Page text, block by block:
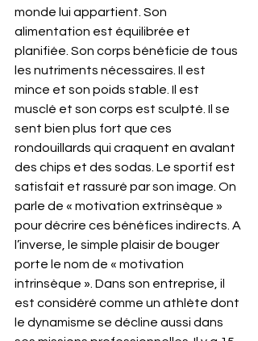
monde lui appartient. Son
alimentation est équilibrée et
planifiée. Son corps bénéficie de tous
les nutriments nécessaires. Il est
mince et son poids stable. Il est
musclé et son corps est sculpté. Il se
sent bien plus fort que ces
rondouillards qui craquent en avalant
des chips et des sodas. Le sportif est
satisfait et rassuré par son image. On
parle de « motivation extrinsèque »
pour décrire ces bénéfices indirects. A
l’inverse, le simple plaisir de bouger
porte le nom de « motivation
intrinsèque ». Dans son entreprise, il
est considéré comme un athlète dont
le dynamisme se décline aussi dans